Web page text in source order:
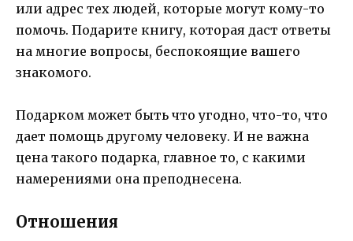
или адрес тех людей, которые могут кому-то
помочь. Подарите книгу, которая даст ответы
на многие вопросы, беспокоящие вашего
знакомого.
Подарком может быть что угодно, что-то, что
дает помощь другому человеку. И не важна
цена такого подарка, главное то, с какими
намерениями она преподнесена.
Отношения